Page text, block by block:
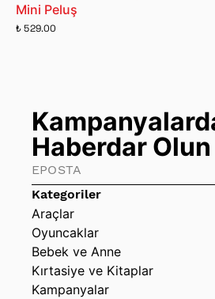
Mini Peluş
₺ 529.00
Kategoriler
Araçlar
Oyuncaklar
Bebek ve Anne
Kırtasiye ve Kitaplar
Kampanyalar
Haberdar Olun